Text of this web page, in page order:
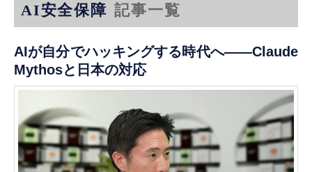
AI安全保障 記事一覧
AIが自分でハッキングする時代へ——Claude
Mythosと日本の対応